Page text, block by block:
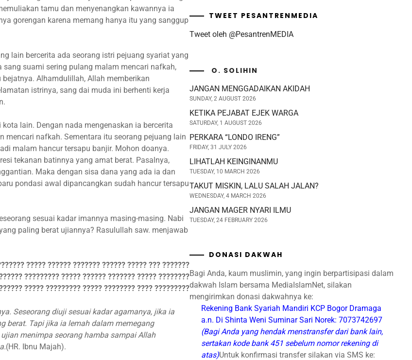
tamu dan menyenangkan kawannya ia
gorengan karena memang hanya itu yang sanggup
lain bercerita ada seorang istri pejuang syariat yang
suami sering pulang malam mencari nafkah,
Alhamdulillah, Allah memberikan
istrinya, sang dai muda ini berhenti kerja
lain. Dengan nada mengenaskan ia bercerita
mencari nafkah. Sementara itu seorang pejuang lain
malam hancur tersapu banjir. Mohon doanya.
tekanan batinnya yang amat berat. Pasalnya,
Maka dengan sisa dana yang ada ia dan
pondasi awal dipancangkan sudah hancur tersapu
sesuai kadar imannya masing-masing. Nabi
paling berat ujiannya? Rasulullah saw. menjawab
????? ?????? ??????? ?????? ????? ??? ???????
????????? ????? ?????? ??????? ????? ????????
????? ????????? ????? ???????? ???? ?????????
Seseorang diuji sesuai kadar agamanya, jika ia
berat. Tapi jika ia lemah dalam memegang
menimpa seorang hamba sampai Allah
(HR. Ibnu Majah).
TWEET PESANTRENMEDIA
Tweet oleh @PesantrenMEDIA
O. SOLIHIN
JANGAN MENGGADAIKAN AKIDAH
SUNDAY, 2 AUGUST 2026
KETIKA PEJABAT EJEK WARGA
SATURDAY, 1 AUGUST 2026
PERKARA “LONDO IRENG”
FRIDAY, 31 JULY 2026
LIHATLAH KEINGINANMU
TUESDAY, 10 MARCH 2026
TAKUT MISKIN, LALU SALAH JALAN?
WEDNESDAY, 4 MARCH 2026
JANGAN MAGER NYARI ILMU
TUESDAY, 24 FEBRUARY 2026
DONASI DAKWAH
Bagi Anda, kaum muslimin, yang ingin berpartisipasi dalam
dakwah Islam bersama MediaIslamNet, silakan
mengirimkan donasi dakwahnya ke:
Rekening Bank Syariah Mandiri KCP Bogor Dramaga
a.n. Di Shinta Weni Suminar Sari Norek: 7073742697
(Bagi Anda yang hendak menstransfer dari bank lain,
sertakan kode bank 451 sebelum nomor rekening di
atas)Untuk konfirmasi transfer silakan via SMS ke: